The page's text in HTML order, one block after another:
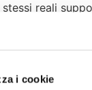
i cookie
reali
Stato. In
con il
che […]